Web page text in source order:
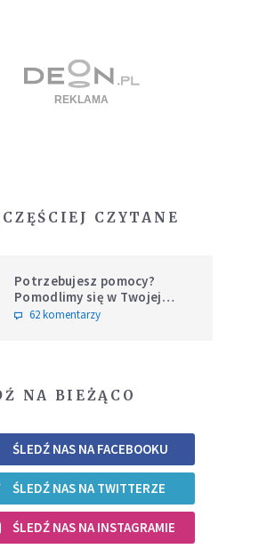
CZYTANE
Potrzebujesz pomocy?
Pomodlimy się w Twojej
intencji
62 komentarzy
NA BIEŻĄCO
ŚLEDŹ NAS NA FACEBOOKU
ŚLEDŹ NAS NA TWITTERZE
ŚLEDŹ NAS NA INSTAGRAMIE